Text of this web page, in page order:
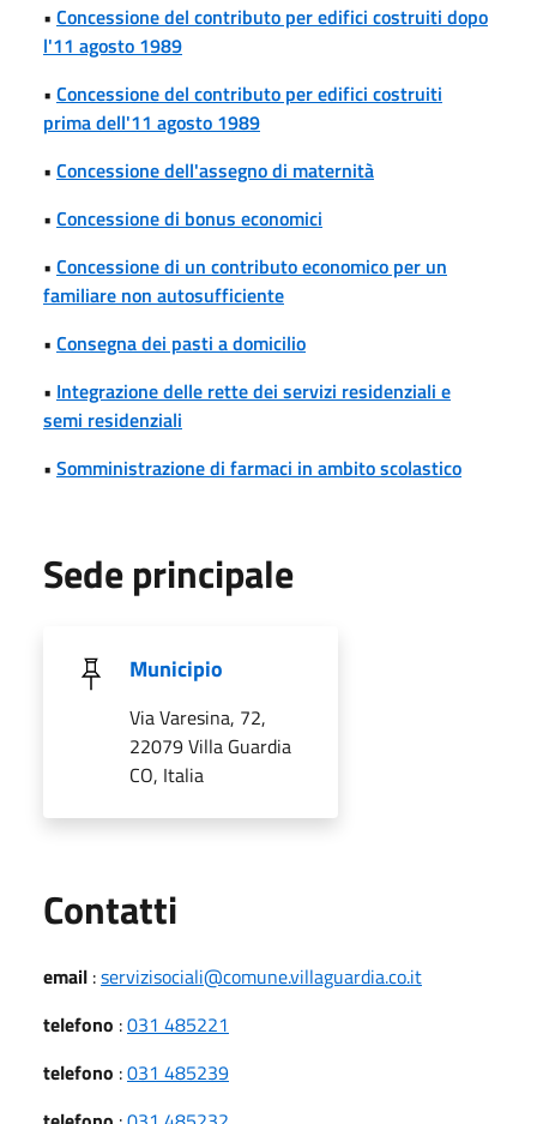
• Concessione del contributo per edifici costruiti dopo
l'11 agosto 1989
• Concessione del contributo per edifici costruiti
prima dell'11 agosto 1989
• Concessione dell'assegno di maternità
• Concessione di bonus economici
• Concessione di un contributo economico per un
familiare non autosufficiente
• Consegna dei pasti a domicilio
• Integrazione delle rette dei servizi residenziali e
semi residenziali
• Somministrazione di farmaci in ambito scolastico
Sede principale
Municipio
Via Varesina, 72,
22079 Villa Guardia
CO, Italia
Contatti
email :servizisociali@comune.villaguardia.co.it
telefono :031 485221
telefono :031 485239